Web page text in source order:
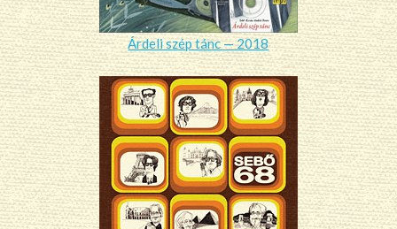
Árdeli szép tánc — 2018